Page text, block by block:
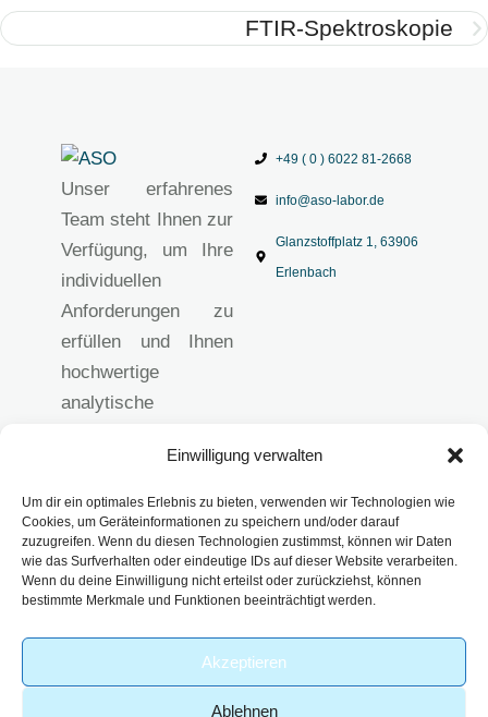
Einwilligung verwalten
Um dir ein optimales Erlebnis zu bieten, verwenden wir Technologien wie
Cookies, um Geräteinformationen zu speichern und/oder darauf
zuzugreifen. Wenn du diesen Technologien zustimmst, können wir Daten
wie das Surfverhalten oder eindeutige IDs auf dieser Website verarbeiten.
Wenn du deine Einwilligung nicht erteilst oder zurückziehst, können
bestimmte Merkmale und Funktionen beeinträchtigt werden.
Akzeptieren
Ablehnen
FTIR-Spektroskopie
Unser erfahrenes
Team steht Ihnen zur
Verfügung, um Ihre
individuellen
Anforderungen zu
erfüllen und Ihnen
hochwertige
analytische
Impressum
Datenschutzerklärun
g
AGB
+49 ( 0 ) 6022 81-2668
info@aso-labor.de
Glanzstoffplatz 1, 63906
Erlenbach
© 2026 – Analytik Service | Part of